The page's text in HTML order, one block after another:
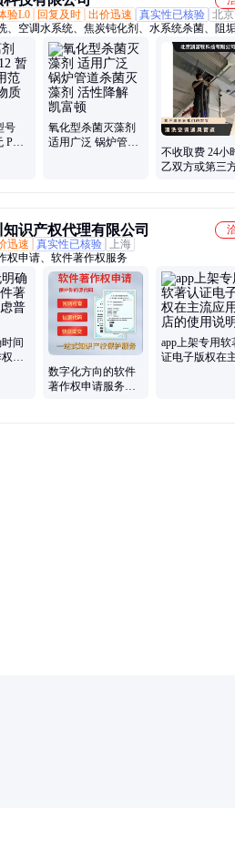
验L0 回复及时 出价迅速 真实性已核验 北京
、空调水系统、焦炭钝化剂、水系统杀菌、阻
、粉尘抑制剂、脱硫增效剂、在线清洗剂、氧化
、水系统管道、无二氧化氯、空调冷凝器、金属
藻类、烟气湿法脱硫、高电导反渗透、通风系统
管、导热油炉清洗、玻璃鳞片胶泥、烟气脱硫脱
填料水垢清洗
号
PH
氧化型杀菌灭藻剂
适用广泛 锅炉管道
不收取费 24小
乙双方或第三
知识产权代理有限公司
迅速 真实性已核验
上海
权申请、软件著作权服务
间
可
数字化方向的软件
著作权申请服务，
app上架专用软
证电子版权在